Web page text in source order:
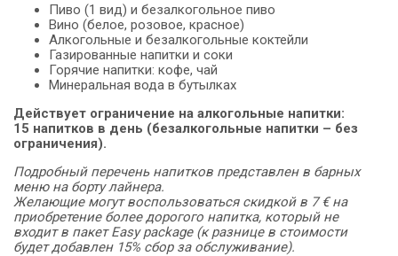
Пиво (1 вид) и безалкогольное пиво
Вино (белое, розовое, красное)
Алкогольные и безалкогольные коктейли
Газированные напитки и соки
Горячие напитки: кофе, чай
Минеральная вода в бутылках
Действует ограничение на алкогольные напитки:
15 напитков в день (безалкогольные напитки – без
ограничения).
Подробный перечень напитков представлен в барных
меню на борту лайнера.
Желающие могут воспользоваться скидкой в 7 € на
приобретение более дорогого напитка, который не
входит в пакет Easy package (к разнице в стоимости
будет добавлен 15% сбор за обслуживание).